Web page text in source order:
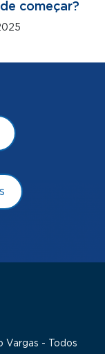
começar?
Vargas - Todos